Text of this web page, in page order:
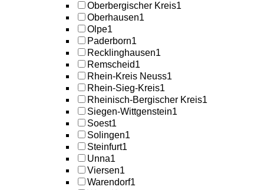
Oberbergischer Kreis1
Oberhausen1
Olpe1
Paderborn1
Recklinghausen1
Remscheid1
Rhein-Kreis Neuss1
Rhein-Sieg-Kreis1
Rheinisch-Bergischer Kreis1
Siegen-Wittgenstein1
Soest1
Solingen1
Steinfurt1
Unna1
Viersen1
Warendorf1